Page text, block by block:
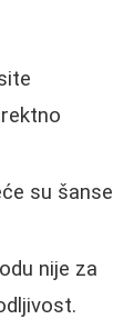
su šanse
nije za